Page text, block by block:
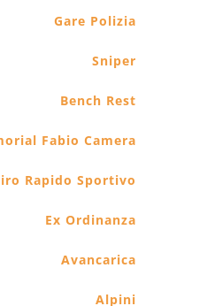
Tiro Rapido Sportivo
Ex Ordinanza
Avancarica
Alpini
300m ISSF
Correva l’anno 2010
Correva l’anno 2011